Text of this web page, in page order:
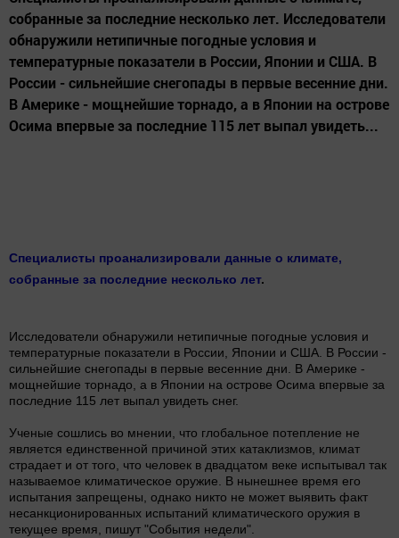
собранные за последние несколько лет. Исследователи
обнаружили нетипичные погодные условия и
температурные показатели в России, Японии и США. В
России - сильнейшие снегопады в первые весенние дни.
В Америке - мощнейшие торнадо, а в Японии на острове
Осима впервые за последние 115 лет выпал увидеть...
Специалисты проанализировали данные о климате,
собранные за последние несколько лет.
Исследователи обнаружили нетипичные погодные условия и
температурные показатели в России, Японии и США. В России -
сильнейшие снегопады в первые весенние дни. В Америке -
мощнейшие торнадо, а в Японии на острове Осима впервые за
последние 115 лет выпал увидеть снег.
Ученые сошлись во мнении, что глобальное потепление не
является единственной причиной этих катаклизмов, климат
страдает и от того, что человек в двадцатом веке испытывал так
называемое климатическое оружие. В нынешнее время его
испытания запрещены, однако никто не может выявить факт
несанкционированных испытаний климатического оружия в
текущее время, пишут "События недели".